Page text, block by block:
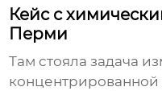
Кейс с
Перми
Там стояла задача